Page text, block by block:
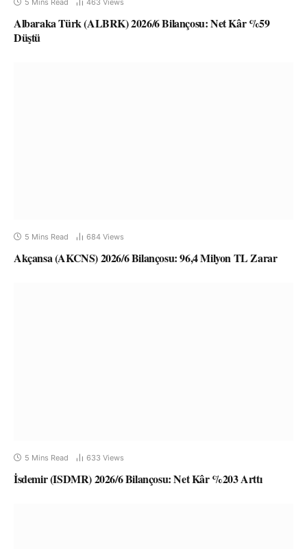
Albaraka Türk (ALBRK) 2026/6 Bilançosu: Net Kâr %59
Düştü
5 Mins Read 684 Views
Akçansa (AKCNS) 2026/6 Bilançosu: 96,4 Milyon TL Zarar
5 Mins Read 633 Views
İsdemir (ISDMR) 2026/6 Bilançosu: Net Kâr %203 Arttı